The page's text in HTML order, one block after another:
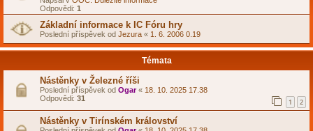
Odpovědi: 1
Základní informace k IC Fóru hry
Poslední příspěvek od Jezura « 1. 6. 2006 0.19
Témata
Nástěnky v Železné říši
Poslední příspěvek od Ogar« 18. 10. 2025 17.38
Odpovědi: 31 1 2
Nástěnky v Tirínském království